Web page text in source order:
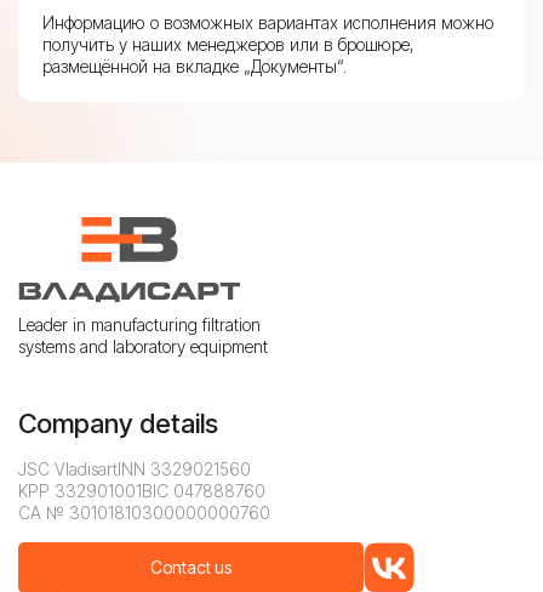
Информацию о возможных вариантах исполнения можно
получить у наших менеджеров или в брошюре,
размещённой на вкладке „Документы“.
Leader in manufacturing filtration
systems and laboratory equipment
Company details
JSC VladisartINN 3329021560
KPP 332901001BIC 047888760
CA № 30101810300000000760
Contact us